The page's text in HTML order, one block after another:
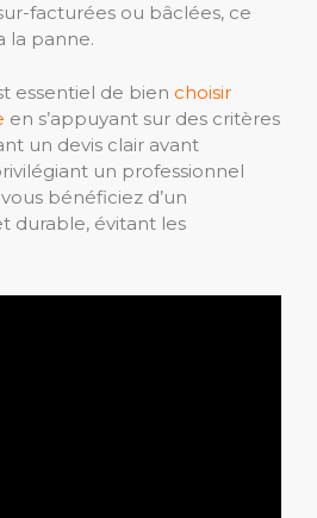
facturées ou bâclées, ce
la panne.
essentiel de bien choisir
en s’appuyant sur des critères
un devis clair avant
un professionnel
bénéficiez d’un
durable, évitant les